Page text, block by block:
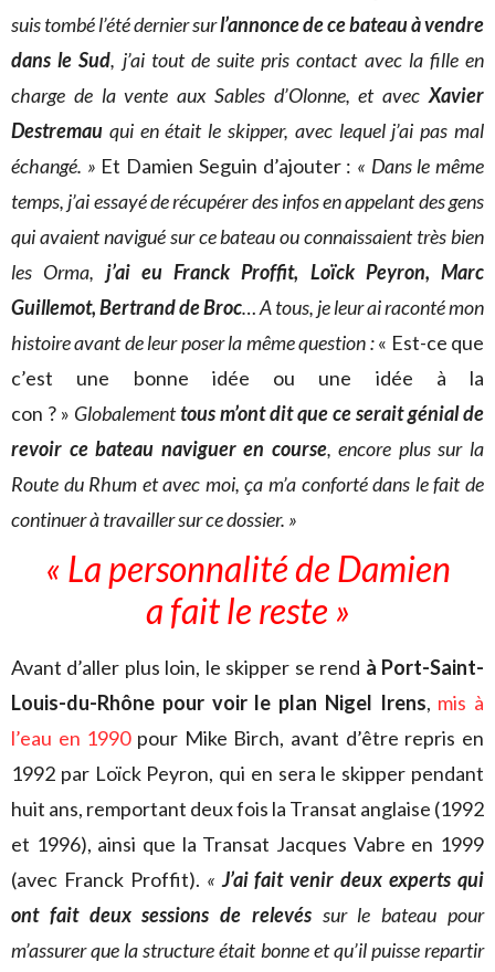
suis tombé l’été dernier surl’annonce de ce bateau à vendre
dans le Sud, j’ai tout de suite pris contact avec la fille en
charge de la vente aux Sables d’Olonne, et avec Xavier
Destremau qui en était le skipper, avec lequel j’ai pas mal
échangé. » Et Damien Seguin d’ajouter : « Dans le même
temps, j’ai essayé de récupérer des infos en appelant des gens
qui avaient navigué sur ce bateau ou connaissaient très bien
les Orma, j’ai eu Franck Proffit, Loïck Peyron, Marc
Guillemot, Bertrand de Broc… A tous, je leur ai raconté mon
histoire avant de leur poser la même question :« Est-ce que
c’est une bonne idée ou une idée à la
con ? » Globalementtous m’ont dit que ce serait génial de
revoir ce bateau naviguer en course, encore plus sur la
Route du Rhum et avec moi, ça m’a conforté dans le fait de
continuer à travailler sur ce dossier. »
« La personnalité de Damien
a fait le reste »
Avant d’aller plus loin, le skipper se rend à Port-Saint-
Louis-du-Rhône pour voir le plan Nigel Irens, mis à
l’eau en 1990pour Mike Birch, avant d’être repris en
1992 par Loïck Peyron, qui en sera le skipper pendant
huit ans, remportant deux fois la Transat anglaise (1992
et 1996), ainsi que la Transat Jacques Vabre en 1999
(avec Franck Proffit). « J’ai fait venir deux experts qui
ont fait deux sessions de relevéssur le bateau pour
m’assurer que la structure était bonne et qu’il puisse repartir